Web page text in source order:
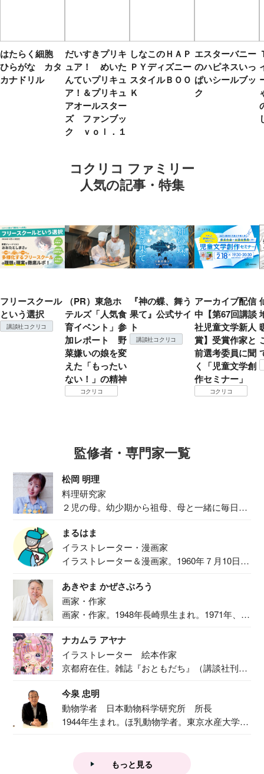
はたらく細胞
ひらがな カタ
カナドリル
だいすきプリキ
ュア！ めいた
んていプリキュ
ア！＆プリキュ
アオールスター
ズ ファンブッ
ク ｖｏｌ．１
しなこのＨＡＰ
ＰＹディズニー
スタイルＢＯＯ
Ｋ
エスターバニー
のハピネスいっ
ぱいシールブッ
ク
コクリコ ファミリー
人気の記事・特集
フリースクール
という選択
講談社コクリコ
（PR）東急ホ
テルズ「人気食
育イベント」参
加レポート 野
菜嫌いの娘を変
えた「もったい
ない！」の精神
コクリコ
『神の蝶、舞う
果て』公式サイ
ト
講談社コクリコ
アーカイブ配信
中【第67回講談
社児童文学新人
賞】受賞作家と
前選考委員に聞
く「児童文学創
作セミナー」
コクリコ
監修者・専門家一覧
松岡 明理
料理研究家
２児の母。幼少期から祖母、母と一緒に毎日の
まるはま
イラストレーター・漫画家
イラストレーター＆漫画家。1960年７月10日生
あきやま かぜさぶろう
画家・作家
画家・作家。1948年長崎県生まれ。1971年、
ナカムラ アヤナ
イラストレーター 絵本作家
京都府在住。雑誌『おともだち』（講談社刊）
今泉 忠明
動物学者 日本動物科学研究所 所長
1944年生まれ。ほ乳動物学者。東京水産大学卒
もっと見る